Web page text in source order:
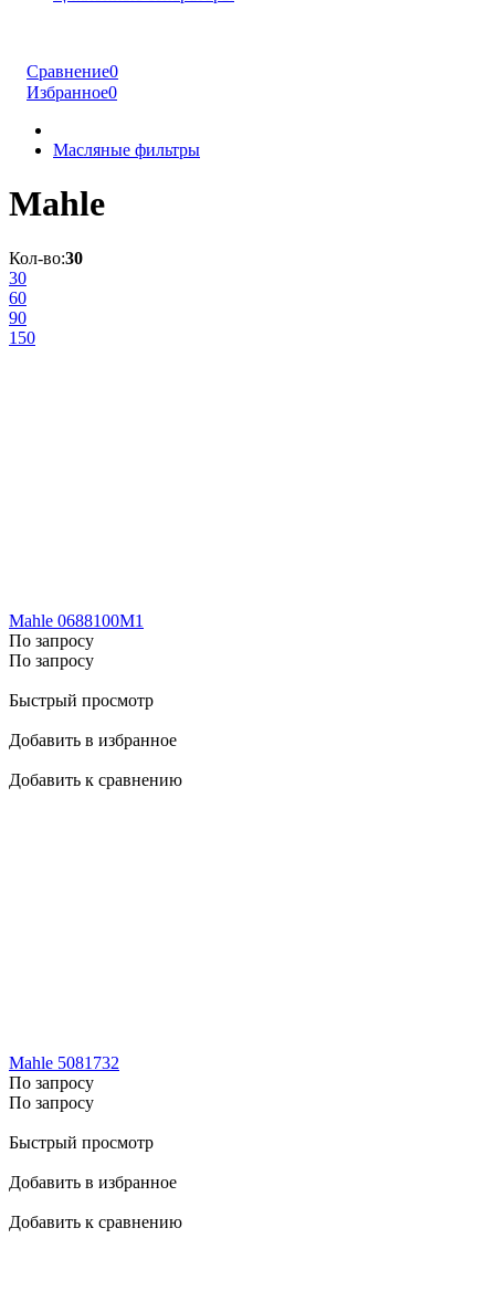
Сравнение0
Избранное0
Масляные фильтры
Mahle
Кол-во:30
30
60
90
150
Mahle 0688100M1
По запросу
По запросу
Быстрый просмотр
Добавить в избранное
Добавить к сравнению
Mahle 5081732
По запросу
По запросу
Быстрый просмотр
Добавить в избранное
Добавить к сравнению